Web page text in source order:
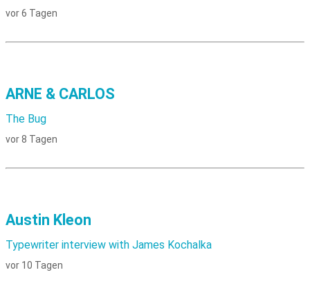
vor 6 Tagen
ARNE & CARLOS
The Bug
vor 8 Tagen
Austin Kleon
Typewriter interview with James Kochalka
vor 10 Tagen